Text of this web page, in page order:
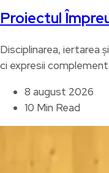
Proiectul
Disciplinarea, iertarea
ci expresii
8 august 2026
10 Min Read